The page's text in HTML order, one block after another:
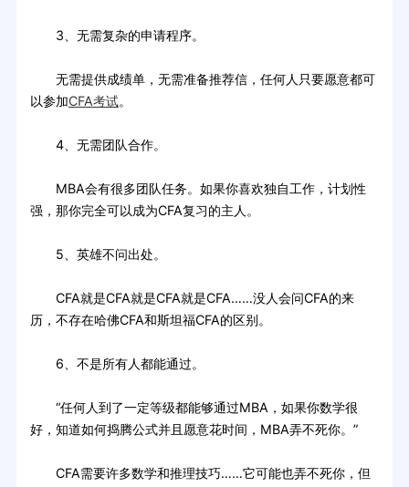
3、无需复杂的申请程序。
无需提供成绩单，无需准备推荐信，任何人只要愿意都可
以参加CFA考试。
4、无需团队合作。
MBA会有很多团队任务。如果你喜欢独自工作，计划性
强，那你完全可以成为CFA复习的主人。
5、英雄不问出处。
CFA就是CFA就是CFA就是CFA……没人会问CFA的来
历，不存在哈佛CFA和斯坦福CFA的区别。
6、不是所有人都能通过。
“任何人到了一定等级都能够通过MBA，如果你数学很
好，知道如何捣腾公式并且愿意花时间，MBA弄不死你。”
CFA需要许多数学和推理技巧……它可能也弄不死你，但